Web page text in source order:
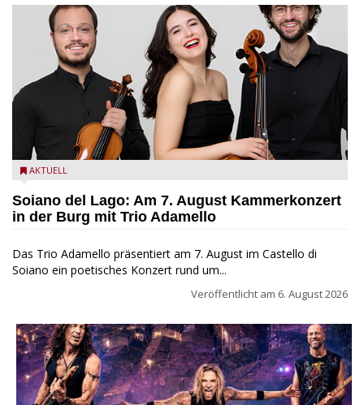
Trio Adamello
AKTUELL
Soiano del Lago: Am 7. August Kammerkonzert
in der Burg mit Trio Adamello
Das Trio Adamello präsentiert am 7. August im Castello di
Soiano ein poetisches Konzert rund um...
Veröffentlicht am 6. August 2026